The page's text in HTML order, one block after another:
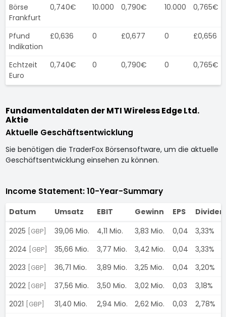
Börse
Frankfurt
0,740€ 10.000 0,790€ 10.000 0,765€
Pfund
Indikation
£0,636 0 £0,677 0 £0,656
Echtzeit
Euro
0,740€ 0 0,790€ 0 0,765€
Fundamentaldaten der MTI Wireless Edge Ltd.
Aktie
Aktuelle Geschäftsentwicklung
Sie benötigen die TraderFox Börsensoftware, um die aktuelle
Geschäftsentwicklung einsehen zu können.
Income Statement: 10-Year-Summary
Datum Umsatz EBIT Gewinn EPS
2025
[GBP] 39,06 Mio. 4,11 Mio. 3,83 Mio. 0,04
3,33%
2024
[GBP] 35,66 Mio. 3,77 Mio. 3,42 Mio. 0,04
3,33%
2023
[GBP] 36,71 Mio. 3,89 Mio. 3,25 Mio. 0,04
3,20%
2022
[GBP] 37,56 Mio. 3,50 Mio. 3,02 Mio. 0,03
3,18%
2021
[GBP] 31,40 Mio. 2,94 Mio. 2,62 Mio. 0,03
2,78%